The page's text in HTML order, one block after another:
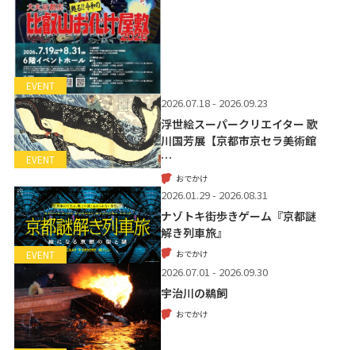
EVENT
EVENT
2026.07.18 - 2026.09.23
浮世絵スーパークリエイター 歌
川国芳展【京都市京セラ美術館
…
おでかけ
EVENT
2026.01.29 - 2026.08.31
ナゾトキ街歩きゲーム『京都謎
解き列車旅』
おでかけ
2026.07.01 - 2026.09.30
宇治川の鵜飼
おでかけ